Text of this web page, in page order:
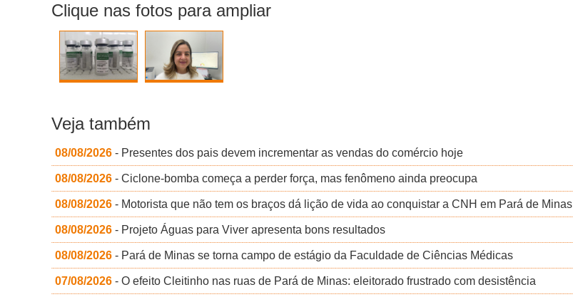
Clique nas fotos para ampliar
Veja também
08/08/2026 - Presentes dos pais devem incrementar as vendas do comércio hoje
08/08/2026 - Ciclone-bomba começa a perder força, mas fenômeno ainda preocupa
08/08/2026 - Motorista que não tem os braços dá lição de vida ao conquistar a CNH em Pará de Minas
08/08/2026 - Projeto Águas para Viver apresenta bons resultados
08/08/2026 - Pará de Minas se torna campo de estágio da Faculdade de Ciências Médicas
07/08/2026 - O efeito Cleitinho nas ruas de Pará de Minas: eleitorado frustrado com desistência